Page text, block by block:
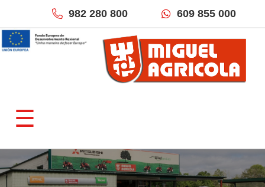
982 280 800 609 855 000
☰
×
QUIÉNES SOMOS
Empresa
Localización & Contacto